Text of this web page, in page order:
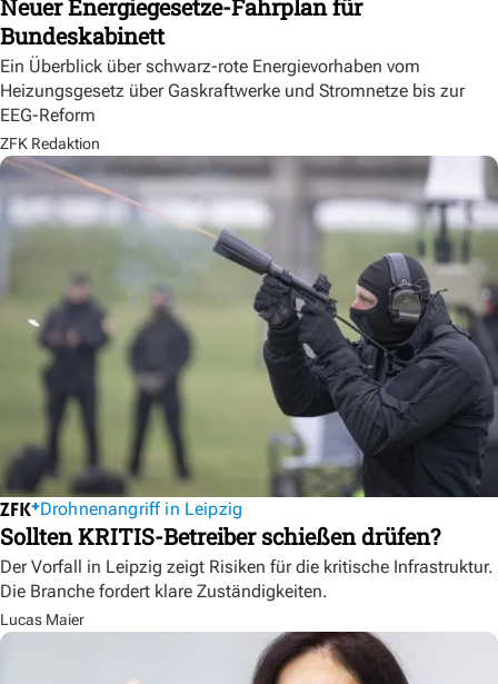
Neuer Energiegesetze-Fahrplan für
Bundeskabinett
Ein Überblick über schwarz-rote Energievorhaben vom
Heizungsgesetz über Gaskraftwerke und Stromnetze bis zur
EEG-Reform
ZFK Redaktion
Drohnenangriff in Leipzig
Sollten KRITIS-Betreiber schießen drüfen?
Der Vorfall in Leipzig zeigt Risiken für die kritische Infrastruktur.
Die Branche fordert klare Zuständigkeiten.
Lucas Maier